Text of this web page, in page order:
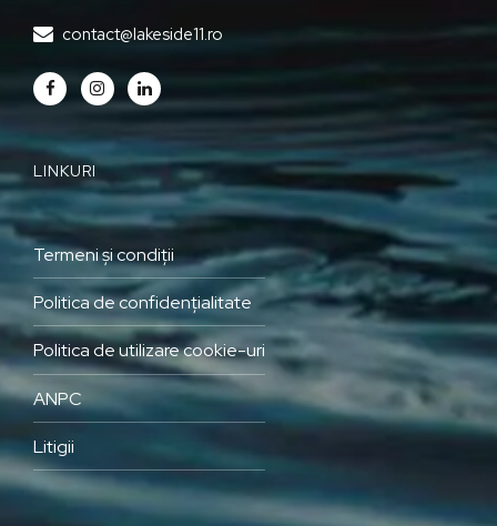
contact@lakeside11.ro
LINKURI
Termeni și condiții
Politica de confidențialitate
Politica de utilizare cookie-uri
ANPC
Litigii